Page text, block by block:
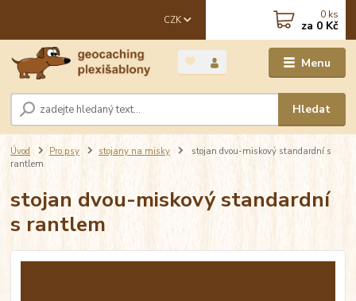
Menu
CZK
Hledat
0 ks
za 0 Kč
Úvod Pro psy stojany na misky
stojan dvou-miskový standardní s
rantlem
stojan dvou-miskový standardní
s rantlem